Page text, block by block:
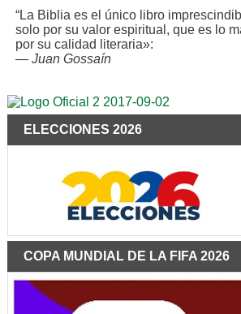
“La Biblia es el único libro
solo por su valor espiritual, que es lo
por su calidad literaria»:
— Juan Gossaín
ELECCIONES 2026
COPA MUNDIAL DE LA FIFA 2026